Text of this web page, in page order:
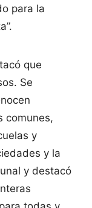
para la
que
Se
comunes,
y
y la
y destacó